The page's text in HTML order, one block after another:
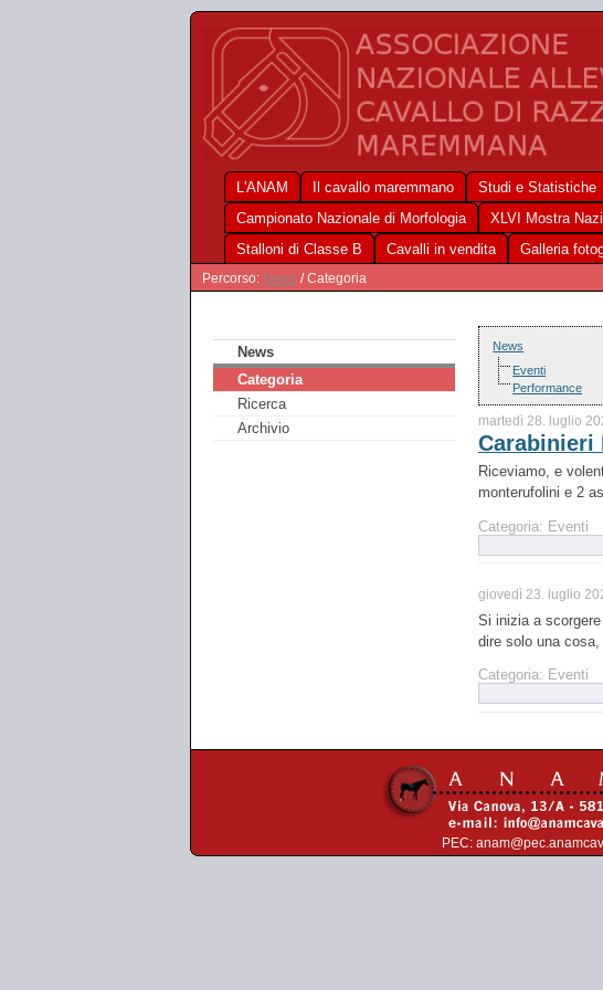
L'ANAM Il cavallo maremmano Studi e Statistiche
Campionato Nazionale di Morfologia
XLVI Mostra
Stalloni di Classe B
Cavalli in vendita Galleria
Percorso: News / Categoria
News
Categoria
Ricerca
Archivio
News
Eventi
Performance
martedì 28. luglio
Carabinieri
Riceviamo, e
monterufolini e 2
Categoria: Eventi
giovedì 23. luglio
Si inizia a
dire solo una cosa,
Categoria: Eventi
PEC: